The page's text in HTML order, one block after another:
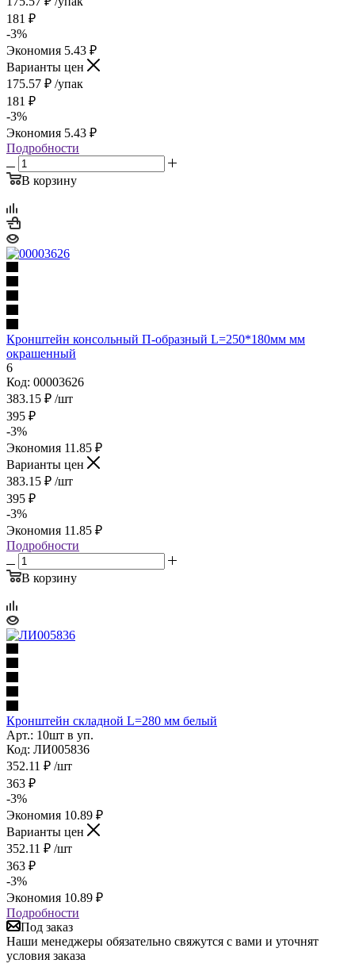
181 ₽
-3%
Экономия 5.43 ₽
Варианты цен
175.57 ₽ /упак
181 ₽
-3%
Экономия 5.43 ₽
Подробности
В корзину
Кронштейн консольный П-образный L=250*180мм мм
окрашенный
6
Код: 00003626
383.15 ₽ /шт
395 ₽
-3%
Экономия 11.85 ₽
Варианты цен
383.15 ₽ /шт
395 ₽
-3%
Экономия 11.85 ₽
Подробности
В корзину
Кронштейн складной L=280 мм белый
Арт.: 10шт в уп.
Код: ЛИ005836
352.11 ₽ /шт
363 ₽
-3%
Экономия 10.89 ₽
Варианты цен
352.11 ₽ /шт
363 ₽
-3%
Экономия 10.89 ₽
Подробности
Под заказ
Наши менеджеры обязательно свяжутся с вами и уточнят
условия заказа